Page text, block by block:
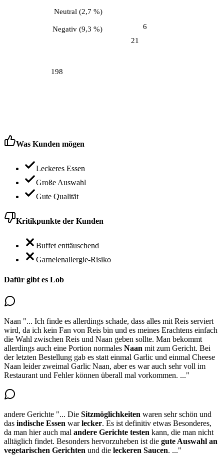
21
Negativ(9,3 %) 6
Neutral(2,7 %)
198
Was Kunden mögen
Leckeres Essen
Große Auswahl
Gute Qualität
Kritikpunkte der Kunden
Buffet enttäuschend
Garnelenallergie-Risiko
Dafür gibt es Lob
Naan "... Ich finde es allerdings schade, dass alles mit Reis serviert
wird, da ich kein Fan von Reis bin und es meines Erachtens einfach
die Wahl zwischen Reis und Naan geben sollte. Man bekommt
allerdings auch eine Portion normales Naan mit zum Gericht. Bei
der letzten Bestellung gab es statt einmal Garlic und einmal Cheese
Naan leider zweimal Garlic Naan, aber es war auch sehr voll im
Restaurant und Fehler können überall mal vorkommen. ..."
andere Gerichte "... Die Sitzmöglichkeiten waren sehr schön und
das indische Essen warlecker. Es ist definitiv etwas Besonderes,
da man hier auch mal andere Gerichte testen kann, die man nicht
alltäglich findet. Besonders hervorzuheben ist die gute Auswahl an
vegetarischen Gerichten und die leckeren Saucen. ..."